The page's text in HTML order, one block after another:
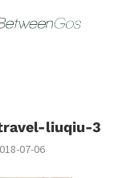
liuqiu-3
07-06